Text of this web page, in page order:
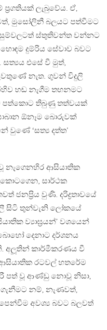
ලැබුවේය. ඒ,
මුසෝලිනී බලයට පත්වීමට
ස්තුතිවන්ත වන්නට
දුම්රිය සේවාව බවට
එසේ වී මුත්,
නැත. ගුවන් විදුලි
හඬ නැගීම තහනමට
පත්කොට තිබුණු තත්වයක්
ඕනෑම බොරුවක්
වුණේ ‘සත්‍ය දත්ත’
නැගෙනහිර ආසියාතික
සාර්ථක
ජනප‍්‍රිය වුණි. දරිද්‍රතාවයේ
සිටි තුන්වැනි ලෝකයේ
ව්‍යාඝ‍්‍රයන්’ වශයෙන්
දෙනාට දර්ශනය
අලූතින් කාර්මීකරණය වී
රටවල් හතරේම
පත් වූ ආණ්ඩු නොවූ නිසා,
ගැනීමට නම්, නැණවත්,
අවශ්‍ය බවට බලවත්